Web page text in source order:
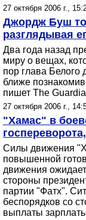
27 октября 2006 г.,
Джордж Буш
разглядывая
Два года назад
миру о вещах,
пор глава Белого
ближе
пишет The
27 октября 2006 г.,
"Хамас" в
Силы движения
повышенной
движения
стороны
партии "Фатх".
беспорядков со
выплаты